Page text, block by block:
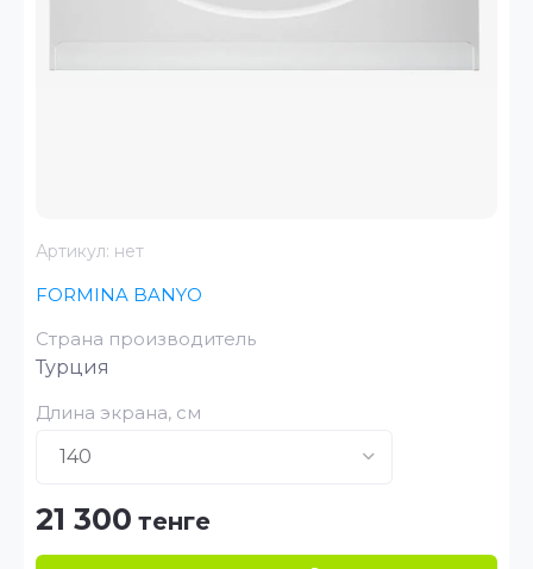
Артикул: нет
FORMINA BANYO
Страна производитель
Турция
Длина экрана, см
21 300 тенге